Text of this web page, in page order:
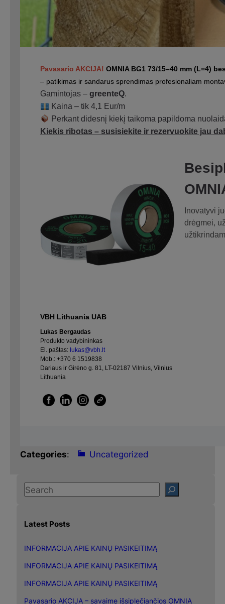
Pavasario AKCIJA! OMNIA BG1 73/15–40 mm (L=4)
– patikimas ir sandarus sprendimas profesionaliam
Gamintojas – greenteQ.
Kaina – tik 4,1 Eur/m
Perkant didesnį kiekį taikoma papildoma
Kiekis ribotas – susisiekite ir rezervuokite jau
Inovatyvi
drėgmei,
VBH Lithuania UAB
Lukas Bergaudas
Produkto vadybininkas
El. paštas: lukas@vbh.lt
Mob.: +370 6 1519838
Dariaus ir Girėno g. 81, LT-02187 Vilnius, Vilnius
Lithuania
Categories: Uncategorized
S
r
c
Latest Posts
INFORMACIJA APIE KAINŲ PASIKEITIMĄ
INFORMACIJA APIE KAINŲ PASIKEITIMĄ
INFORMACIJA APIE KAINŲ PASIKEITIMĄ
Pavasario AKCIJA – savaime išsiplečiančios OMNIA